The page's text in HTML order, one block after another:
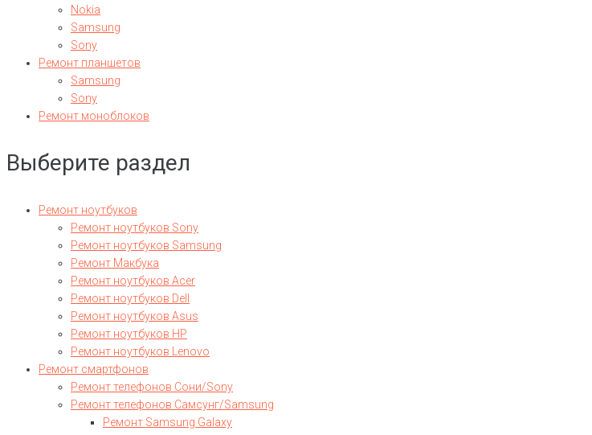
Nokia
Samsung
Sony
Ремонт планшетов
Samsung
Sony
Ремонт моноблоков
Выберите раздел
Ремонт ноутбуков
Ремонт ноутбуков Sony
Ремонт ноутбуков Samsung
Ремонт Макбука
Ремонт ноутбуков Acer
Ремонт ноутбуков Dell
Ремонт ноутбуков Asus
Ремонт ноутбуков HP
Ремонт ноутбуков Lenovo
Ремонт смартфонов
Ремонт телефонов Сони/Sony
Ремонт телефонов Самсунг/Samsung
Ремонт Samsung Galaxy